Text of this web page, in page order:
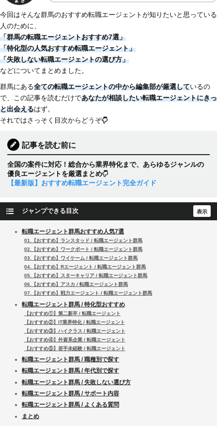
今回はそんな群馬のおすすめ転職エージェントが知りたいと思っている
人のために、
「群馬の転職エージェントおすすめ7選」
「特化型の人気おすすめ転職エージェント」
「失敗しない転職エージェントの選び方」
などについてまとめました。
群馬にある全ての転職エージェントの中から編集部が厳選しているの
で、この記事を読むだけであなたが相談したい転職エージェントにきっ
と出会えるはず。
それではさっそく目次からどうぞ
記事を読む前に
全国の案件に対応！総合から業界特化まで、あらゆるジャンルの
優良エージェントを厳選まとめ
【最新版】おすすめ転職エージェント完全ガイド
ジャンプできる目次
転職エージェント群馬おすすめ人気7選
01.【おすすめ】ランスタッド / 転職エージェント群馬
02.【おすすめ】ワークポート / 転職エージェント群馬
03.【おすすめ】ワイケーム / 転職エージェント群馬
04.【おすすめ】Rエージェント / 転職エージェント群馬
05.【おすすめ】スターキャリア / 転職エージェント群馬
06.【おすすめ】アスカ / 転職エージェント群馬
07.【おすすめ】戦力エージェント / 転職エージェント群馬
転職エージェント群馬 / 特化型おすすめ
【おすすめ①】第二新卒 / 転職エージェント
【おすすめ②】IT業界特化 / 転職エージェント
【おすすめ③】ハイクラス / 転職エージェント
【おすすめ④】外資系企業 / 転職エージェント
【おすすめ⑤】若手未経験 / 転職エージェント
転職エージェント群馬 / 職種別で探す
転職エージェント群馬 / 年代別で探す
転職エージェント群馬 / 失敗しない選び方
転職エージェント群馬 / サポート内容
転職エージェント群馬 / よくある質問
まとめ